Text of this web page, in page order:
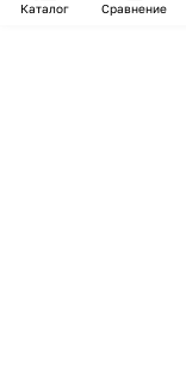
Каталог Сравнение